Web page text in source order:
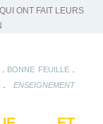
ONT FAIT LEURS
BONNE FEUILLE
ENSEIGNEMENT